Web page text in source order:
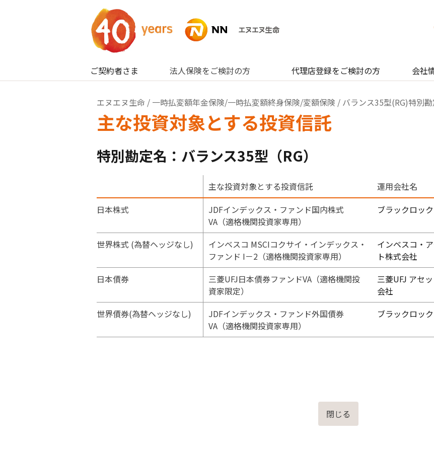
ご契約者さま 法人保険をご検討の方 代理店登録をご検討の方 会社
エヌエヌ生命 / 一時払変額年金保険/一時払変額終身保険/変額保険 / バランス35型(RG)特別
主な投資対象とする投資信託
特別勘定名：バランス35型（RG）
主な投資対象とする投資信託 運用会社名
日本株式
JDFインデックス・ファンド国内株式
VA（適格機関投資家専用）
ブラックロッ
世界株式 (為替ヘッジなし)
インベスコ MSCIコクサイ・インデックス・
ファンド I－2（適格機関投資家専用）
インベスコ・
ト株式会社
日本債券
三菱UFJ日本債券ファンドVA（適格機関投
資家限定）
三菱UFJ アセ
会社
世界債券(為替ヘッジなし)
JDFインデックス・ファンド外国債券
VA（適格機関投資家専用）
ブラックロッ
閉じる